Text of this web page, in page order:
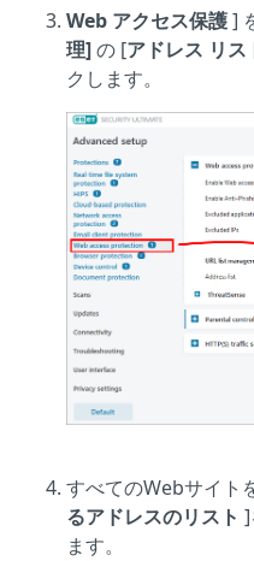
Web アクセス保護]
理]の [アドレス リス
クします。
すべてのWebサイト
るアドレスのリスト
ます。